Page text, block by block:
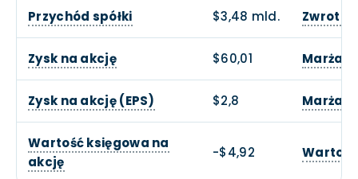
Przychód spółki $3,48 mld. Zwrotu
Zysk na akcję $60,01 Marża
Zysk na akcję (EPS) $2,8 Marża
Wartość księgowa na
akcję
-$4,92